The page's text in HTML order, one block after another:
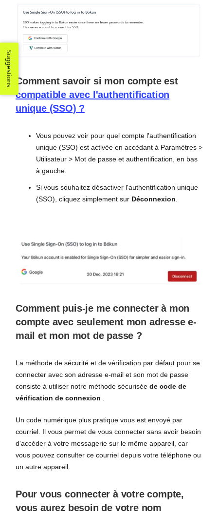
Comment savoir si mon compte est
compatible avec l'authentification
unique (SSO) ?
Vous pouvez voir pour quel compte l'authentification
unique (SSO) est activée en accédant à Paramètres >
Utilisateur > Mot de passe et authentification, en bas
à gauche.
Si vous souhaitez désactiver l'authentification unique
(SSO), cliquez simplement sur Déconnexion.
Comment puis-je me connecter à mon
compte avec seulement mon adresse e-
mail et mon mot de passe ?
La méthode de sécurité et de vérification par défaut pour se
connecter avec son adresse e-mail et son mot de passe
consiste à utiliser notre méthode sécurisée de code de
vérification de connexion
Un code numérique plus pratique vous est envoyé par
courriel. Il vous permet de vous connecter sans avoir besoin
d'accéder à votre messagerie sur le même appareil, car
vous pouvez consulter ce courriel depuis votre téléphone ou
un autre appareil.
Pour vous connecter à votre compte,
vous aurez besoin de votre nom
Suggestions